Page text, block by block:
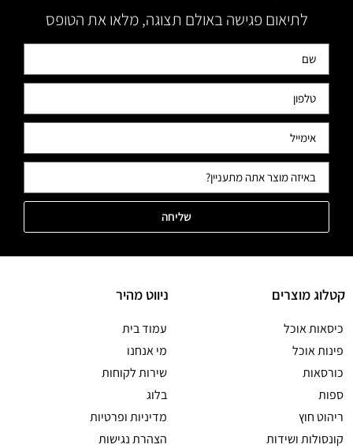
לתיאום פגישה באולם תצוגה, מלאו את הטופס
שליחה
קטלוג מוצרים
כיסאות אוכל
פינות אוכל
כורסאות
ספות
ריהוט חוץ
קונסולות ושידות
ניווט מהיר
עמוד בית
מי אנחנו
שירות לקוחות
בלוג
מדיניות ופרטיות
הצהרת נגישות